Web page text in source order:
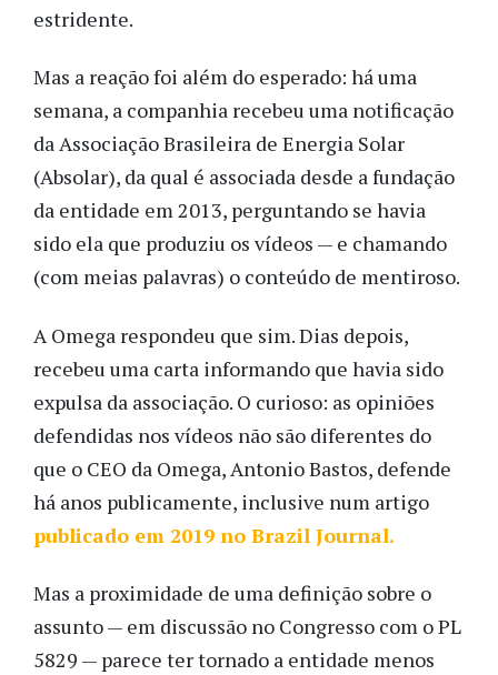
estridente.
Mas a reação foi além do esperado: há uma
semana, a companhia recebeu uma notificação
da Associação Brasileira de Energia Solar
(Absolar), da qual é associada desde a fundação
da entidade em 2013, perguntando se havia
sido ela que produziu os vídeos — e chamando
(com meias palavras) o conteúdo de mentiroso.
A Omega respondeu que sim. Dias depois,
recebeu uma carta informando que havia sido
expulsa da associação. O curioso: as opiniões
defendidas nos vídeos não são diferentes do
que o CEO da Omega, Antonio Bastos, defende
há anos publicamente, inclusive num artigo
publicado em 2019 no Brazil Journal.
Mas a proximidade de uma definição sobre o
assunto — em discussão no Congresso com o PL
5829 — parece ter tornado a entidade menos